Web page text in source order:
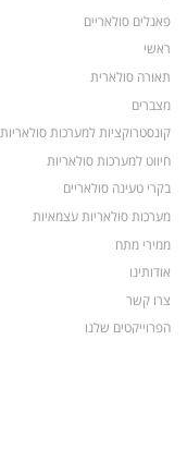
פאנלים סולאריים
ראשי
תאורה סולארית
מצברים
קונסטרוקציות למערכות סולאריות
חיווט למערכות סולאריות
בקרי טעינה סולאריים
מערכות סולאריות עצמאיות
ממירי מתח
אודותינו
צרו קשר
הפרוייקטים שלנו